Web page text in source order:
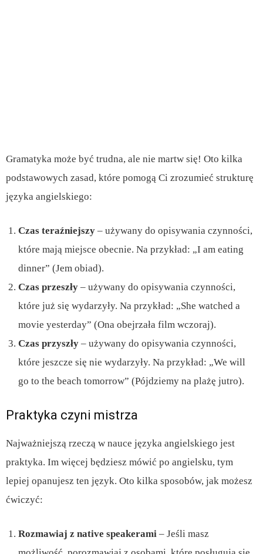
Gramatyka może być trudna, ale nie martw się! Oto kilka
podstawowych zasad, które pomogą Ci zrozumieć strukturę
języka angielskiego:
Czas teraźniejszy – używany do opisywania czynności,
które mają miejsce obecnie. Na przykład: „I am eating
dinner” (Jem obiad).
Czas przeszły – używany do opisywania czynności,
które już się wydarzyły. Na przykład: „She watched a
movie yesterday” (Ona obejrzała film wczoraj).
Czas przyszły – używany do opisywania czynności,
które jeszcze się nie wydarzyły. Na przykład: „We will
go to the beach tomorrow” (Pójdziemy na plażę jutro).
Praktyka czyni mistrza
Najważniejszą rzeczą w nauce języka angielskiego jest
praktyka. Im więcej będziesz mówić po angielsku, tym
lepiej opanujesz ten język. Oto kilka sposobów, jak możesz
ćwiczyć:
Rozmawiaj z native speakerami – Jeśli masz